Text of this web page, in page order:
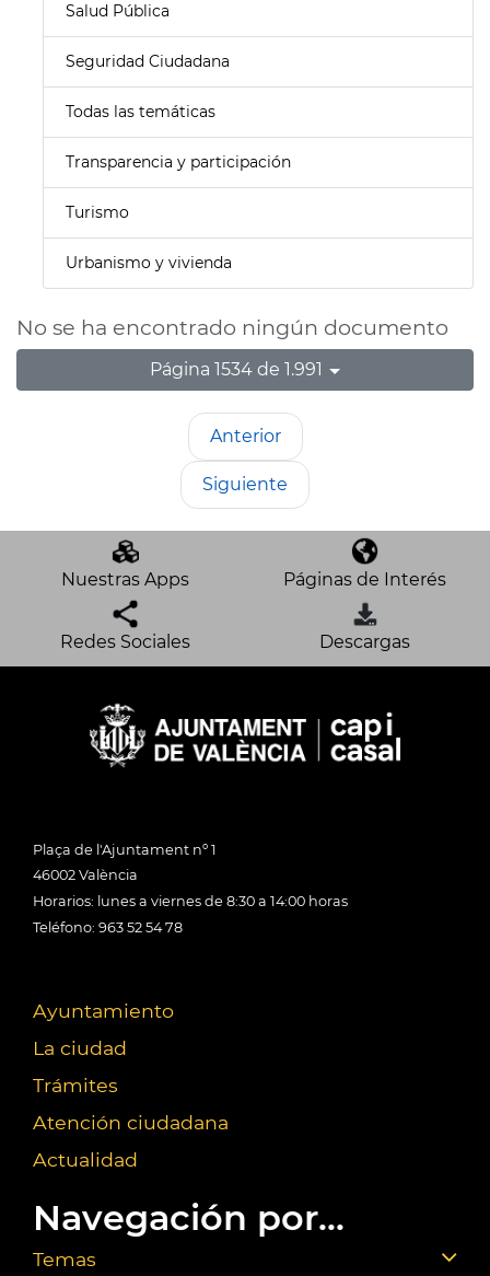
Salud Pública
Seguridad Ciudadana
Todas las temáticas
Transparencia y participación
Turismo
Urbanismo y vivienda
No se ha encontrado ningún documento
Página 1534 de 1.991
Anterior
Siguiente
Nuestras Apps Páginas de Interés
Redes Sociales Descargas
Plaça de l'Ajuntament nº 1
46002 València
Horarios: lunes a viernes de 8:30 a 14:00 horas
Teléfono: 963 52 54 78
Ayuntamiento
La ciudad
Trámites
Atención ciudadana
Actualidad
Navegación por...
Temas